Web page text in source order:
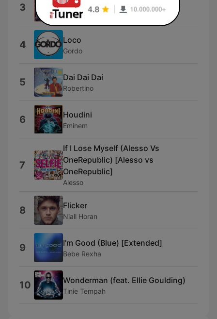
3 To the Party
Ikoliks
4 Loco
Gordo
5 Dai Dai Dai
Robertino
6 Houdini
Eminem
7
If I Lose Myself (Alesso Vs
OneRepublic) [Alesso vs
OneRepublic]
Alesso
8 Flicker
Niall Horan
9 I'm Good (Blue) [Extended]
Bebe Rexha
10 Wonderman (feat. Ellie Goulding)
Tinie Tempah